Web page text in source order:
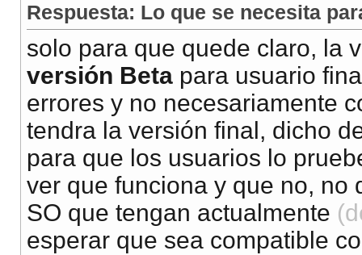
Respuesta: Lo que se necesita
solo para que quede claro, la
versión Beta para usuario
errores y no necesariamente
tendra la versión final, dicho
para que los usuarios lo
ver que funciona y que no, no
SO que tengan actualmente
esperar que sea compatible